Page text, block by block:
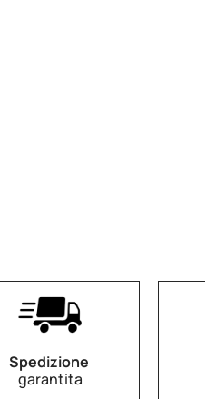
Spedizione
garantita